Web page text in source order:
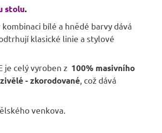
stolu.
bílé a hnědé barvy dává
klasické linie a stylové
je celý vyroben z 100% masivního
- zkorodované, což dává
venkova.